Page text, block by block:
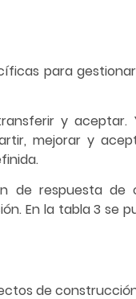
para
y aceptar.
mejorar y
de respuesta de
En la tabla 3 se
de